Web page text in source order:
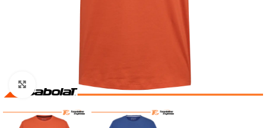
Click to enlarge